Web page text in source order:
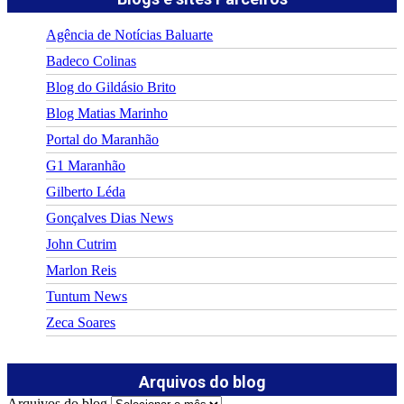
Agência de Notícias Baluarte
Badeco Colinas
Blog do Gildásio Brito
Blog Matias Marinho
Portal do Maranhão
G1 Maranhão
Gilberto Léda
Gonçalves Dias News
John Cutrim
Marlon Reis
Tuntum News
Zeca Soares
Arquivos do blog